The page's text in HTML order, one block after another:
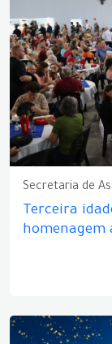
Secretaria de
Terceira
homenagem